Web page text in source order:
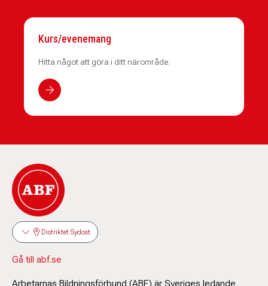
Kurs/evenemang
Hitta något att göra i ditt närområde.
Distriktet Sydost
Gå till abf.se
Arbetarnas Bildningsförbund (ABF) är Sveriges ledande